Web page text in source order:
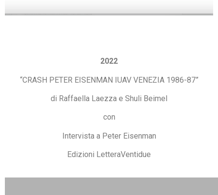
2022
“CRASH PETER EISENMAN IUAV VENEZIA 1986-87”
di Raffaella Laezza e Shuli Beimel
con
Intervista a Peter Eisenman
Edizioni LetteraVentidue